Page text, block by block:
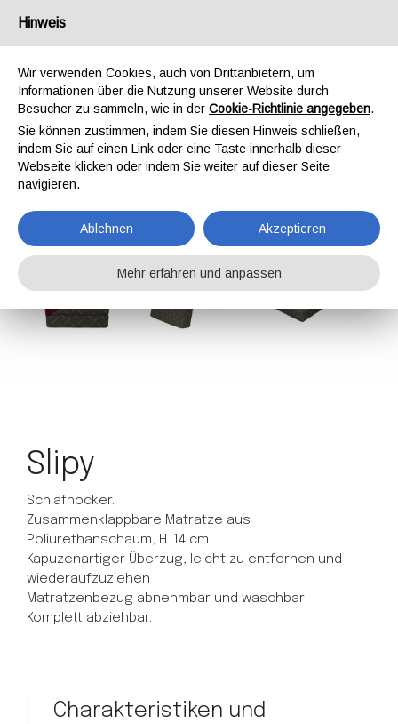
Slipy
Home Wohnaccessoires Slipy
Slipy
Schlafhocker.
Zusammenklappbare Matratze aus
Poliurethanschaum, H. 14 cm
Kapuzenartiger Überzug, leicht zu entfernen und
wiederaufzuziehen
Matratzenbezug abnehmbar und waschbar
Komplett abziehbar.
Charakteristiken und
Hinweis
Wir verwenden Cookies, auch von Drittanbietern, um
Informationen über die Nutzung unserer Website durch
Besucher zu sammeln, wie in der Cookie-Richtlinie angegeben.
Sie können zustimmen, indem Sie diesen Hinweis schließen,
indem Sie auf einen Link oder eine Taste innerhalb dieser
Webseite klicken oder indem Sie weiter auf dieser Seite
navigieren.
Ablehnen Akzeptieren
Mehr erfahren und anpassen